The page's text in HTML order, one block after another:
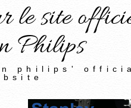
le site
Philips
philips'